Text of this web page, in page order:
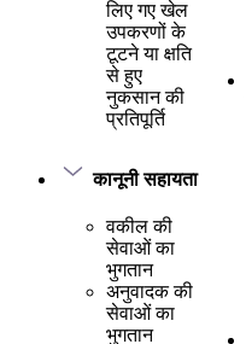
लिए गए खेल
उपकरणों के
टूटने या क्षति
से हुए
नुकसान की
प्रतिपूर्ति
कानूनी सहायता
वकील की
सेवाओं का
भुगतान
अनुवादक की
सेवाओं का
भुगतान